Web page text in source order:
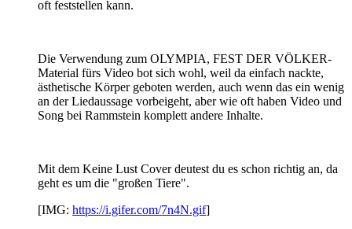
oft feststellen kann.
Die Verwendung zum OLYMPIA, FEST DER VÖLKER-
Material fürs Video bot sich wohl, weil da einfach nackte,
ästhetische Körper geboten werden, auch wenn das ein wenig
an der Liedaussage vorbeigeht, aber wie oft haben Video und
Song bei Rammstein komplett andere Inhalte.
Mit dem Keine Lust Cover deutest du es schon richtig an, da
geht es um die "großen Tiere".
[IMG: https://i.gifer.com/7n4N.gif]